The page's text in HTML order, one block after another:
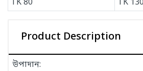
TK80 TK 130
Product Description
উপাদান: